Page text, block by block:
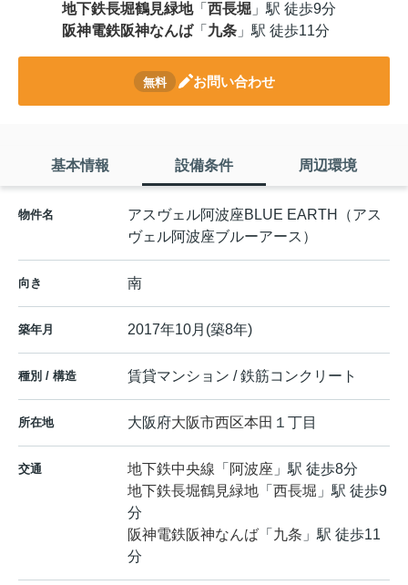
地下鉄長堀鶴見緑地「 西長堀 」駅 徒歩9分
阪神電鉄阪神なんば「 九条 」駅 徒歩11分
無料 お問い合わせ
基本情報 設備条件 周辺環境
物件名
アスヴェル阿波座BLUE EARTH（アス
ヴェル阿波座ブルーアース）
向き 南
築年月 2017年10月(築8年)
種別 / 構造 賃貸マンション / 鉄筋コンクリート
所在地 大阪府大阪市西区本田 １丁目
交通 地下鉄中央線 「 阿波座 」駅 徒歩8分
地下鉄長堀鶴見緑地 「 西長堀 」駅 徒歩9
分
阪神電鉄阪神なんば 「 九条 」駅 徒歩11
分